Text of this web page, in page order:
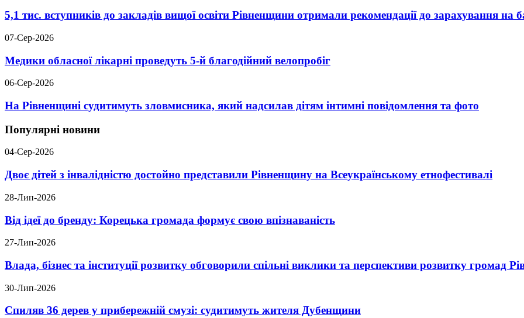
5,1 тис. вступників до закладів вищої освіти Рівненщини отримали рекомендації до зарахування на
07-Сер-2026
Медики обласної лікарні проведуть 5-й благодійний велопробіг
06-Сер-2026
На Рівненщині судитимуть зловмисника, який надсилав дітям інтимні повідомлення та фото
Популярні новини
04-Сер-2026
Двоє дітей з інвалідністю достойно представили Рівненщину на Всеукраїнському етнофестивалі
28-Лип-2026
Від ідеї до бренду: Корецька громада формує свою впізнаваність
27-Лип-2026
Влада, бізнес та інституції розвитку обговорили спільні виклики та перспективи розвитку громад
30-Лип-2026
Спиляв 36 дерев у прибережній смузі: судитимуть жителя Дубенщини